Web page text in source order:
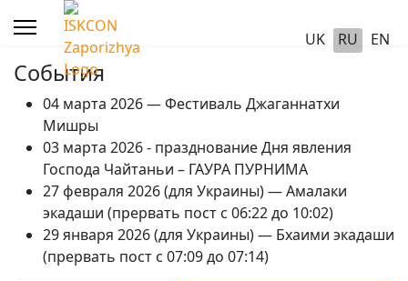
UK RU EN
События
04 марта 2026 — Фестиваль Джаганнатхи
Мишры
03 марта 2026 - празднование Дня явления
Господа Чайтаньи – ГАУРА ПУРНИМА
27 февраля 2026 (для Украины) — Амалаки
экадаши (прервать пост с 06:22 до 10:02)
29 января 2026 (для Украины) — Бхаими экадаши
(прервать пост с 07:09 до 07:14)